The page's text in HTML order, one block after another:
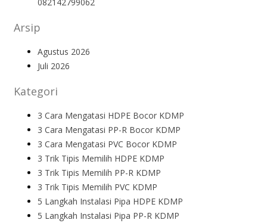
Arsip
Agustus 2026
Juli 2026
Kategori
3 Cara Mengatasi HDPE Bocor KDMP
3 Cara Mengatasi PP-R Bocor KDMP
3 Cara Mengatasi PVC Bocor KDMP
3 Trik Tipis Memilih HDPE KDMP
3 Trik Tipis Memilih PP-R KDMP
3 Trik Tipis Memilih PVC KDMP
5 Langkah Instalasi Pipa HDPE KDMP
5 Langkah Instalasi Pipa PP-R KDMP